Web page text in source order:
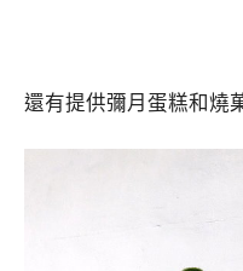
還有提供彌月蛋糕和燒